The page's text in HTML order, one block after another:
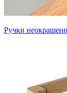
Ручки